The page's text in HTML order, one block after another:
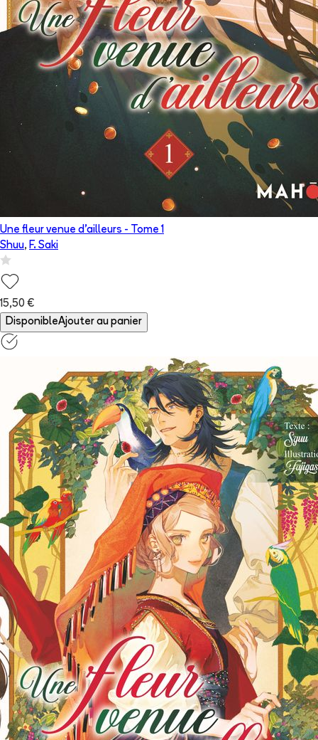
Une fleur venue d'ailleurs - Tome 1
Shuu, F. Saki
15,50 €
DisponibleAjouter au panier